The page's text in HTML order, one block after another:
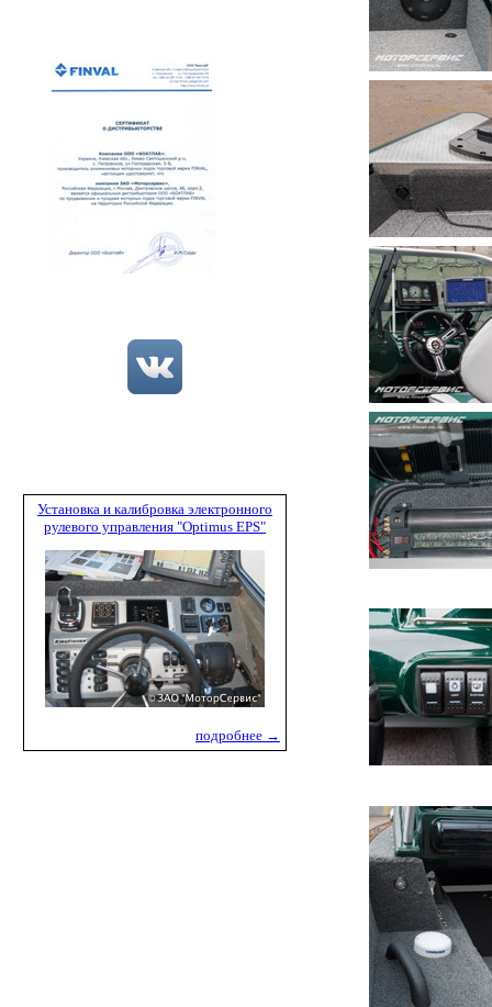
Установка и калибровка электронного
рулевого управления "Optimus EPS"
подробнее →